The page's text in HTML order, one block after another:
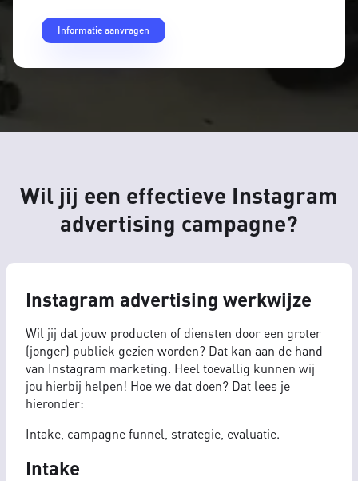
Informatie aanvragen
Wil jij een effectieve Instagram
advertising campagne?
Instagram advertising werkwijze
Wil jij dat jouw producten of diensten door een groter
(jonger) publiek gezien worden? Dat kan aan de hand
van Instagram marketing. Heel toevallig kunnen wij
jou hierbij helpen! Hoe we dat doen? Dat lees je
hieronder:
Intake, campagne funnel, strategie, evaluatie.
Intake